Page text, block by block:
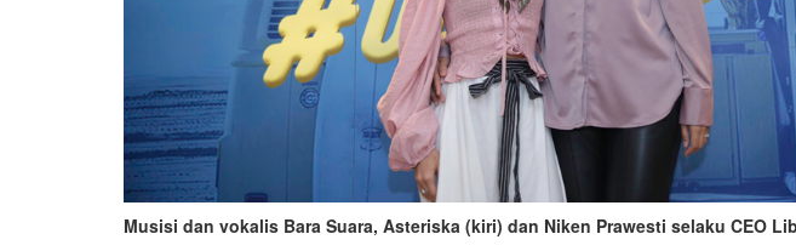
Musisi dan vokalis Bara Suara, Asteriska (kiri) dan Niken Prawesti selaku CEO